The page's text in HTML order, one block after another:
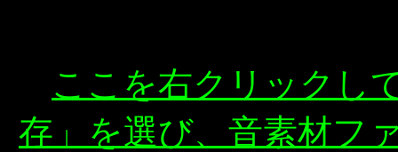
ここを右クリックし
存」を選び、音素材フ